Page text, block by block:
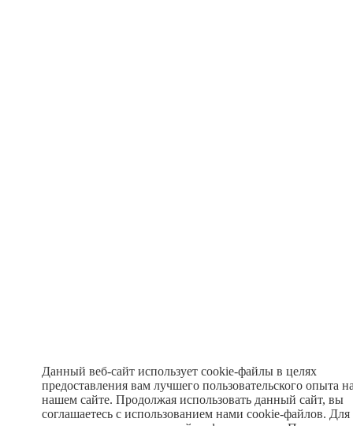
Данный веб-сайт использует cookie-файлы в целях
предоставления вам лучшего пользовательского опыта
нашем сайте. Продолжая использовать данный сайт, вы
соглашаетесь с использованием нами cookie-файлов. Для